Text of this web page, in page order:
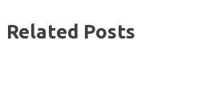
Related Posts